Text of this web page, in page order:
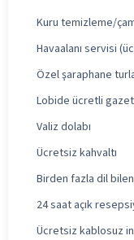
Kuru temizleme/
Havaalanı servisi
Özel şaraphane
Lobide ücretli
Valiz dolabı
Ücretsiz kahvaltı
Birden fazla dil
24 saat açık
Ücretsiz kablosuz